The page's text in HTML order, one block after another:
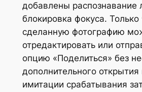
добавлены распознавание
блокировка фокуса. Только
сделанную фотографию
отредактировать или
опцию «Поделиться» без
дополнительного открытия
имитации срабатывания